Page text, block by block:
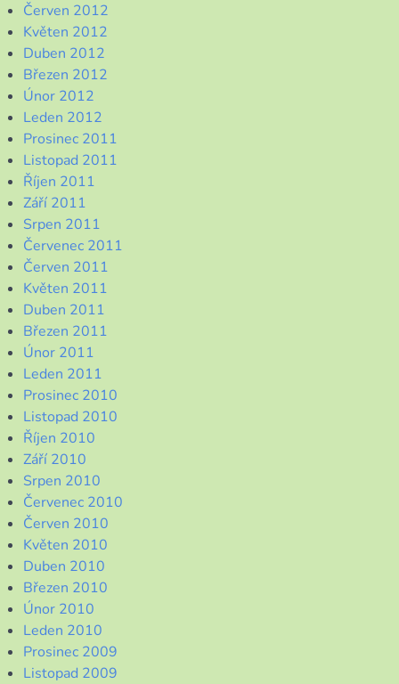
Červen 2012
Květen 2012
Duben 2012
Březen 2012
Únor 2012
Leden 2012
Prosinec 2011
Listopad 2011
Říjen 2011
Září 2011
Srpen 2011
Červenec 2011
Červen 2011
Květen 2011
Duben 2011
Březen 2011
Únor 2011
Leden 2011
Prosinec 2010
Listopad 2010
Říjen 2010
Září 2010
Srpen 2010
Červenec 2010
Červen 2010
Květen 2010
Duben 2010
Březen 2010
Únor 2010
Leden 2010
Prosinec 2009
Listopad 2009